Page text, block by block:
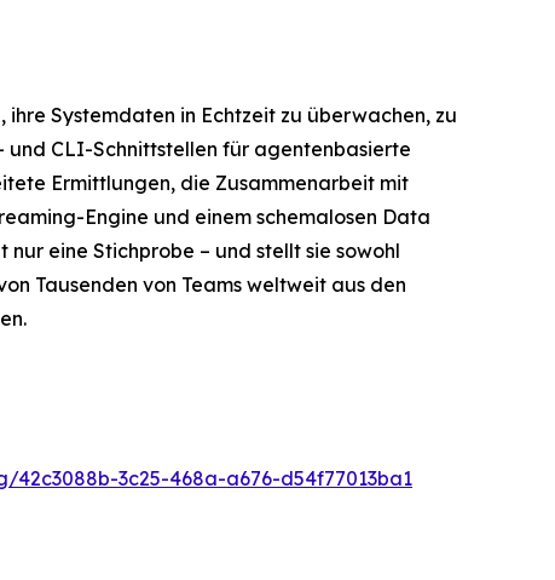
Systemdaten in Echtzeit zu überwachen, zu
und CLI-Schnittstellen für agentenbasierte
Ermittlungen, die Zusammenarbeit mit
Engine und einem schemalosen Data
eine Stichprobe – und stellt sie sowohl
Tausenden von Teams weltweit aus den
3c25-468a-a676-d54f77013ba1